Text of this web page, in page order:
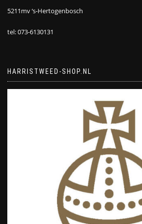
5211mv ‘s-Hertogenbosch
tel: 073-6130131
HARRISTWEED-SHOP.NL